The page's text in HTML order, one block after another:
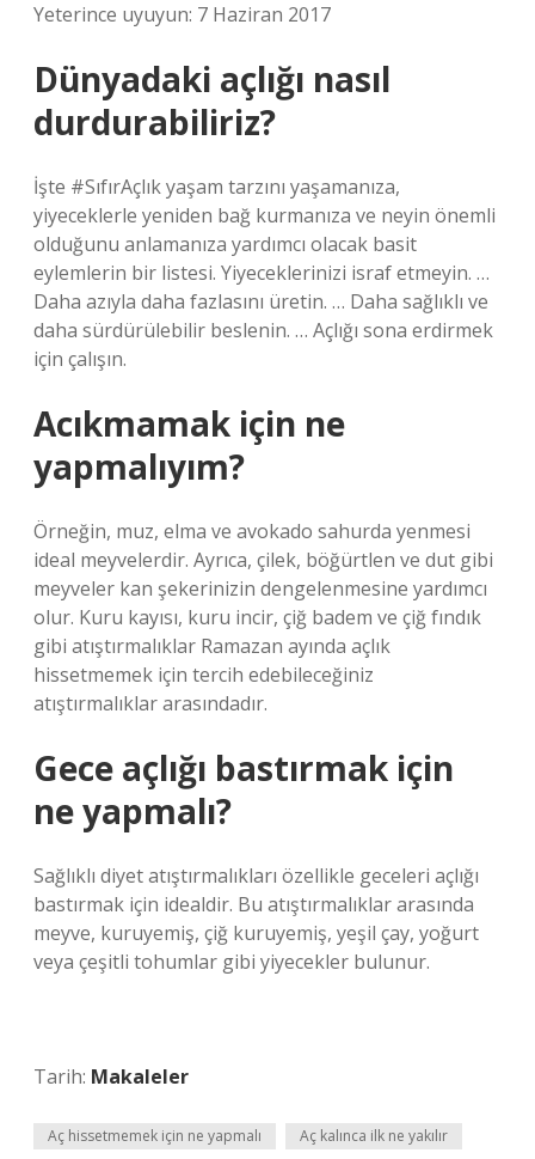
Yeterince uyuyun: 7 Haziran 2017
Dünyadaki açlığı nasıl
durdurabiliriz?
İşte #SıfırAçlık yaşam tarzını yaşamanıza,
yiyeceklerle yeniden bağ kurmanıza ve neyin önemli
olduğunu anlamanıza yardımcı olacak basit
eylemlerin bir listesi. Yiyeceklerinizi israf etmeyin. …
Daha azıyla daha fazlasını üretin. … Daha sağlıklı ve
daha sürdürülebilir beslenin. … Açlığı sona erdirmek
için çalışın.
Acıkmamak için ne
yapmalıyım?
Örneğin, muz, elma ve avokado sahurda yenmesi
ideal meyvelerdir. Ayrıca, çilek, böğürtlen ve dut gibi
meyveler kan şekerinizin dengelenmesine yardımcı
olur. Kuru kayısı, kuru incir, çiğ badem ve çiğ fındık
gibi atıştırmalıklar Ramazan ayında açlık
hissetmemek için tercih edebileceğiniz
atıştırmalıklar arasındadır.
Gece açlığı bastırmak için
ne yapmalı?
Sağlıklı diyet atıştırmalıkları özellikle geceleri açlığı
bastırmak için idealdir. Bu atıştırmalıklar arasında
meyve, kuruyemiş, çiğ kuruyemiş, yeşil çay, yoğurt
veya çeşitli tohumlar gibi yiyecekler bulunur.
Tarih: Makaleler
Aç hissetmemek için ne yapmalı Aç kalınca ilk ne yakılır